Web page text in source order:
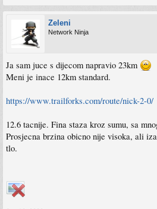
Zeleni
Network Ninja
Ja sam juce s dijecom napravio 23km
Meni je inace 12km standard.
https://www.trailforks.com/route/nick-2-0/
12.6 tacnije. Fina staza kroz sumu, sa
Prosjecna brzina obicno nije visoka, ali
tlo.